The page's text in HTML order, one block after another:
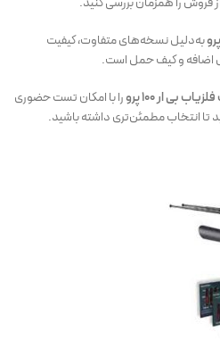
به‌دلیل نسخه‌های متفاوت، کیفیت
اضافه و کیف حمل است.
بی ار 100 پرو
را با امکان تست حضوری
تا انتخاب مطمئن‌تری داشته باشید.